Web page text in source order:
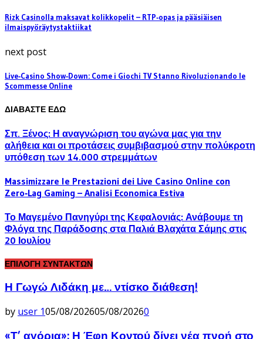
Rizk Casinolla maksavat kolikkopelit – RTP‑opas ja pääsiäisen
ilmaispyöräytystaktiikat
next post
Live‑Casino Show‑Down: Come i Giochi TV Stanno Rivoluzionando le
Scommesse Online
ΔΙΑΒΑΣΤΕ ΕΔΩ
Σπ. Ξένος: Η αναγνώριση του αγώνα μας για την
αλήθεια και οι προτάσεις συμβιβασμού στην πολύκροτη
υπόθεση των 14.000 στρεμμάτων
Massimizzare le Prestazioni dei Live Casino Online con
Zero‑Lag Gaming – Analisi Economica Estiva
Το Μαγεμένο Πανηγύρι της Κεφαλονιάς: Ανάβουμε τη
Φλόγα της Παράδοσης στα Παλιά Βλαχάτα Σάμης στις
20 Ιουλίου
ΕΠΙΛΟΓΗ ΣΥΝΤΑΚΤΩΝ
Η Γωγώ Λιδάκη με… ντίσκο διάθεση!
by user 105/08/202605/08/20260
«Τ’ αγόρια»: Η Έφη Κοντού δίνει νέα πνοή στο